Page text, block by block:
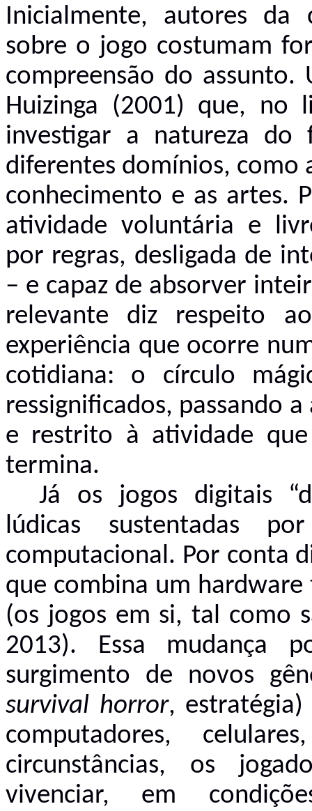
Inicialmente, autores da
sobre o jogo costumam
compreensão do
Huizinga (2001) que, no
investigar a natureza do
diferentes domínios, como
conhecimento e as artes.
atividade voluntária e
por regras, desligada de
– e capaz de absorver
relevante diz respeito
experiência que ocorre
cotidiana: o círculo
ressignificados, passando
e restrito à atividade
termina.
Já os jogos digitais
lúdicas sustentadas
computacional. Por conta
que combina um
(os jogos em si, tal como
2013). Essa mudança
surgimento de novos
survival horror,
computadores,
circunstâncias, os
vivenciar, em